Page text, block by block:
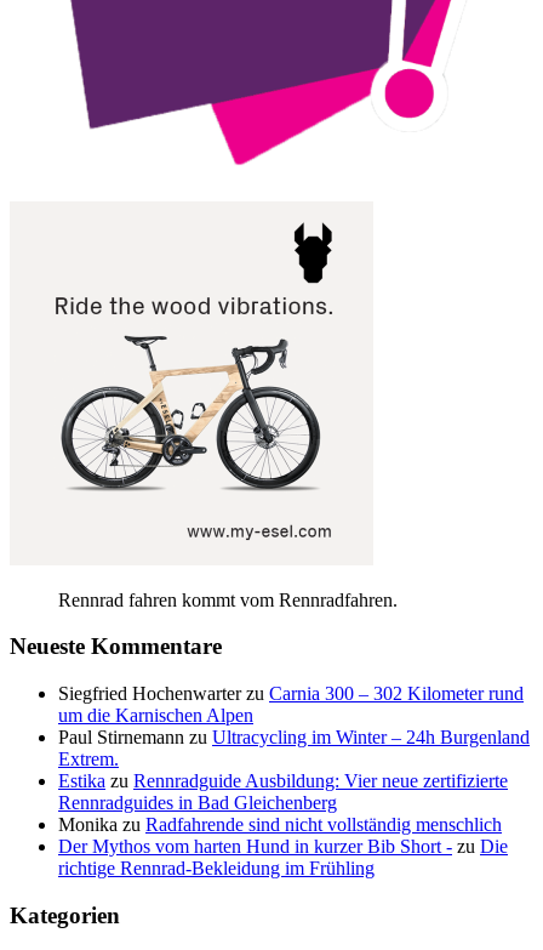
Rennrad fahren kommt vom Rennradfahren.
Neueste Kommentare
Siegfried Hochenwarterzu Carnia 300 – 302 Kilometer rund
um die Karnischen Alpen
Paul Stirnemann zu Ultracycling im Winter – 24h Burgenland
Extrem.
Estika zu Rennradguide Ausbildung: Vier neue zertifizierte
Rennradguides in Bad Gleichenberg
Monika zu Radfahrende sind nicht vollständig menschlich
Der Mythos vom harten Hund in kurzer Bib Short - zu Die
richtige Rennrad-Bekleidung im Frühling
Kategorien